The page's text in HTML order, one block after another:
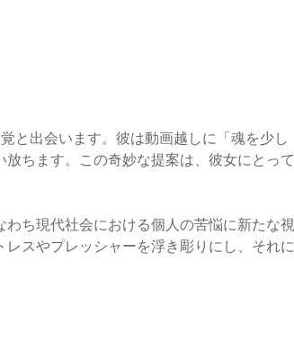
と出会います。彼は動画越しに「魂を少し
ちます。この奇妙な提案は、彼女にとって
ち現代社会における個人の苦悩に新たな視
スやプレッシャーを浮き彫りにし、それに